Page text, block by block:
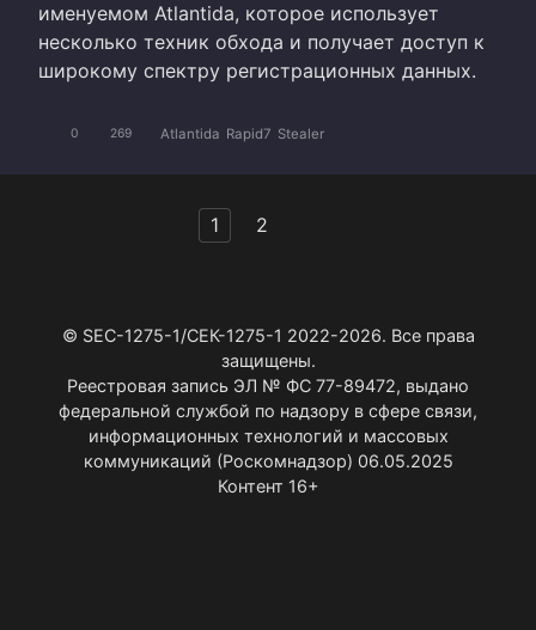
именуемом Atlantida, которое использует
несколько техник обхода и получает доступ к
широкому спектру регистрационных данных.
0 269 Atlantida Rapid7 Stealer
1 2
© SEC-1275-1/СЕК-1275-1 2022-2026. Все права
защищены.
Реестровая запись ЭЛ № ФС 77-89472, выдано
федеральной службой по надзору в сфере связи,
информационных технологий и массовых
коммуникаций (Роскомнадзор) 06.05.2025
Контент 16+